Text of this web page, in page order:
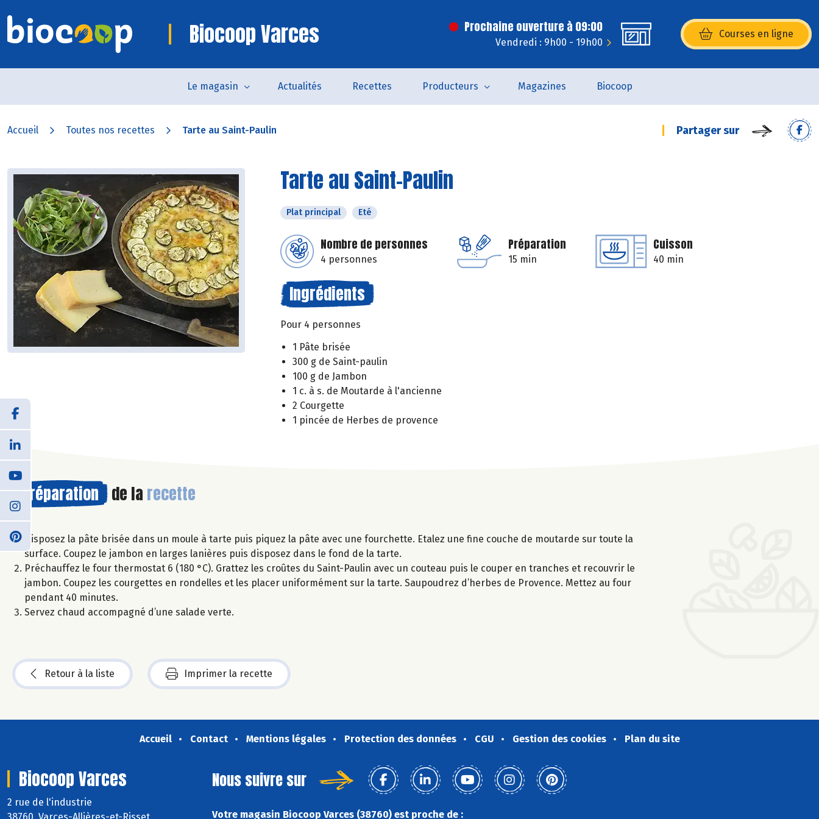
Biocoop Varces Prochaine ouverture à 09:00
Vendredi : 9h00 - 19h00
Courses en ligne
(s’ouvre dans une nouvelle
Le magasin Actualités Recettes Producteurs Magazines Biocoop
Accueil Toutes nos recettes Tarte au Saint-Paulin Partager sur
Tarte au Saint-Paulin
Plat principal Eté
Nombre de personnes
4 personnes
Préparation
15 min
Cuisson
40 min
Ingrédients
Pour 4 personnes
1 Pâte brisée
300 g de Saint-paulin
100 g de Jambon
1 c. à s. de Moutarde à l'ancienne
2 Courgette
1 pincée de Herbes de provence
Préparation de la recette
Disposez la pâte brisée dans un moule à tarte puis piquez la pâte avec une fourchette. Etalez une fine couche de moutarde sur toute la
surface. Coupez le jambon en larges lanières puis disposez dans le fond de la tarte.
Préchauffez le four thermostat 6 (180 °C). Grattez les croûtes du Saint-Paulin avec un couteau puis le couper en tranches et recouvrir le
jambon. Coupez les courgettes en rondelles et les placer uniformément sur la tarte. Saupoudrez d’herbes de Provence. Mettez au four
pendant 40 minutes.
Servez chaud accompagné d’une salade verte.
Retour à la liste Imprimer la recette
Accueil Contact Mentions légales Protection des données CGU Gestion des cookies Plan du site
Biocoop Varces
2 rue de l'industrie
38760 Varces-Allières-et-Risset
Nous suivre sur
Votre magasin Biocoop Varces (38760) est proche de :